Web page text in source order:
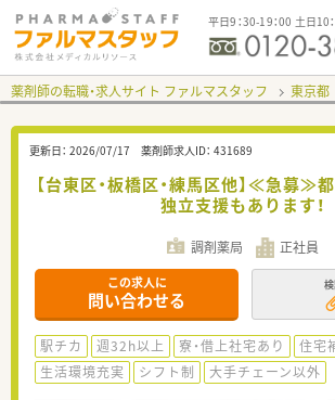
平日9：30-19：00 土日10
薬剤師の転職・求人サイト ファルマスタッフ 東京都
更新日： 2026/07/17 薬剤師求人ID： 431689
【台東区・板橋区・練馬区他】≪急募≫
独立支援もあります！
調剤薬局 正社員
この求人に
問い合わせる
駅チカ 週32h以上 寮・借上社宅あり
住宅
生活環境充実
シフト制 大手チェーン以外